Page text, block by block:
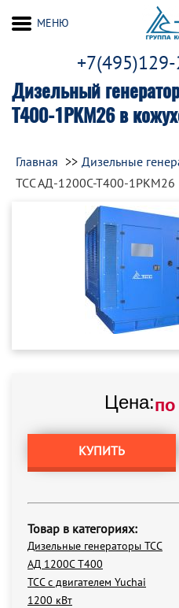
Дизельный
Т400-1РКМ26 в
МЕНЮ
Главная
Дизельные
ТСС АД-1200С-Т400-1РКМ26
Цена:по
КУПИТЬ
Товар в категориях:
Дизельные генераторы ТСС
АД 1200С Т400
ТСС с двигателем Yuchai
1200 кВт